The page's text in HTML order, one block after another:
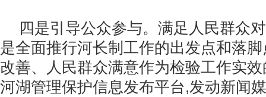
四是引导公众参与。满足人民群众
是全面推行河长制工作的出发点和落
改善、人民群众满意作为检验工作实
河湖管理保护信息发布平台,发动新闻